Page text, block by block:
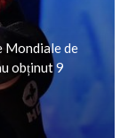
Mondiale de
obținut 9